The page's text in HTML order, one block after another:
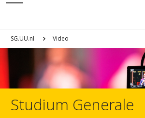
SG.UU.nl Video
Studium Generale